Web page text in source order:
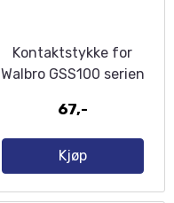
Kontaktstykke for
Walbro GSS100 serien
67,-
Kjøp